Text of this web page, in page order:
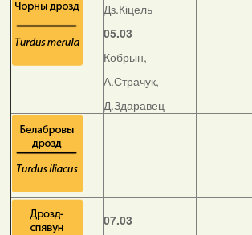
Дз.Кіцель
05.03
Кобрын,
А.Страчук,
Д.Здаравец
07.03